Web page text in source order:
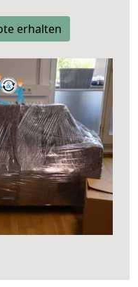
erhalten